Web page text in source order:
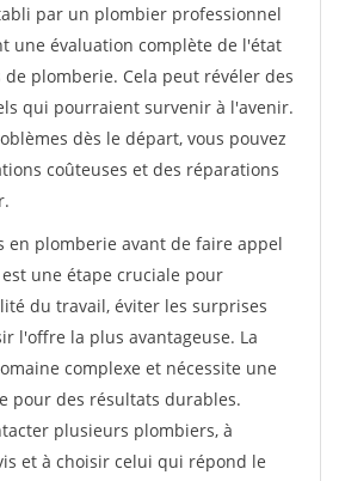
par un plombier professionnel
une évaluation complète de l'état
plomberie. Cela peut révéler des
qui pourraient survenir à l'avenir.
dès le départ, vous pouvez
coûteuses et des réparations
en plomberie avant de faire appel
une étape cruciale pour
du travail, éviter les surprises
l'offre la plus avantageuse. La
complexe et nécessite une
pour des résultats durables.
plusieurs plombiers, à
et à choisir celui qui répond le